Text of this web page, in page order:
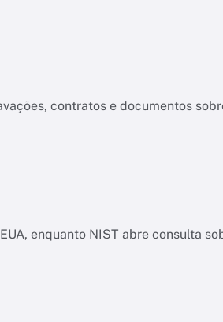
contratos e documentos
enquanto NIST abre consulta